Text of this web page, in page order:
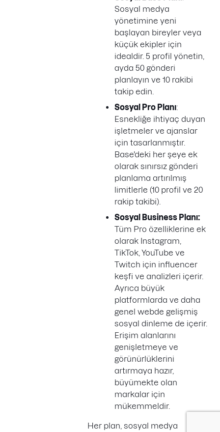
Sosyal medya
yönetimine yeni
başlayan bireyler veya
küçük ekipler için
idealdir. 5 profil yönetin,
ayda 50 gönderi
planlayın ve 10 rakibi
takip edin.
Sosyal Pro Planı:
Esnekliğe ihtiyaç duyan
işletmeler ve ajanslar
için tasarlanmıştır.
Base'deki her şeye ek
olarak sınırsız gönderi
planlama artırılmış
limitlerle (10 profil ve 20
rakip takibi).
Sosyal Business Planı:
Tüm Pro özelliklerine ek
olarak Instagram,
TikTok, YouTube ve
Twitch için influencer
keşfi ve analizleri içerir.
Ayrıca büyük
platformlarda ve daha
genel webde gelişmiş
sosyal dinleme de içerir.
Erişim alanlarını
genişletmeye ve
görünürlüklerini
artırmaya hazır,
büyümekte olan
markalar için
mükemmeldir.
Her plan, sosyal medya